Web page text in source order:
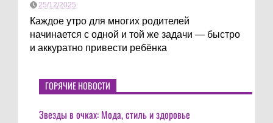
25/12/2025
Каждое утро для многих родителей
начинается с одной и той же задачи — быстро
и аккуратно привести ребёнка
ГОРЯЧИЕ НОВОСТИ
Звезды в очках: Мода, стиль и здоровье